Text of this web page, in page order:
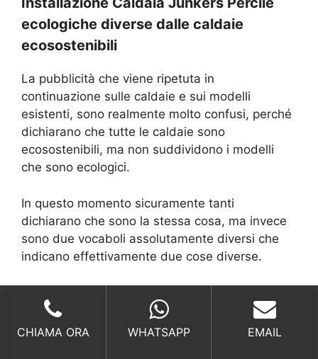
ecologiche diverse dalle caldaie
ecosostenibili
La pubblicità che viene ripetuta in
continuazione sulle caldaie e sui modelli
esistenti, sono realmente molto confusi, perché
dichiarano che tutte le caldaie sono
ecosostenibili, ma non suddividono i modelli
che sono ecologici.
In questo momento sicuramente tanti
dichiarano che sono la stessa cosa, ma invece
sono due vocaboli assolutamente diversi che
indicano effettivamente due cose diverse.
tutte le funzioni che riguardano i consumi che
sono rivolti direttamente alla funzionalità e
CHIAMA ORA WHATSAPP EMAIL